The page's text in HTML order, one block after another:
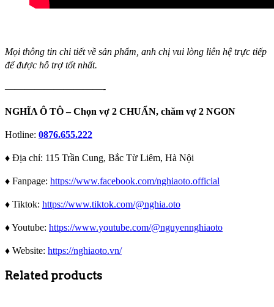
Mọi thông tin chi tiết về sản phẩm, anh chị vui lòng liên hệ trực tiếp
để được hỗ trợ tốt nhất.
——————————-
NGHĨA Ô TÔ – Chọn vợ 2 CHUẨN, chăm vợ 2 NGON
Hotline: 0876.655.222
♦️ Địa chỉ: 115 Trần Cung, Bắc Từ Liêm, Hà Nội
♦️ Fanpage: https://www.facebook.com/nghiaoto.official
♦️ Tiktok: https://www.tiktok.com/@nghia.oto
♦️ Youtube: https://www.youtube.com/@nguyennghiaoto
♦️ Website: https://nghiaoto.vn/
Related products